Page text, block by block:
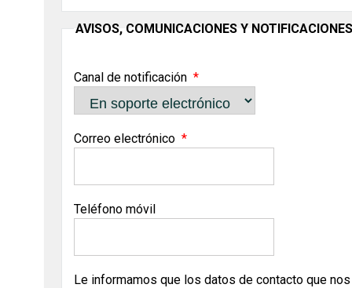
AVISOS, COMUNICACIONES Y
Canal de notificación
Correo electrónico
Teléfono móvil
Le informamos que los datos de contacto que